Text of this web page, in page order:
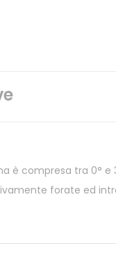
è compresa tra 0°
forate ed